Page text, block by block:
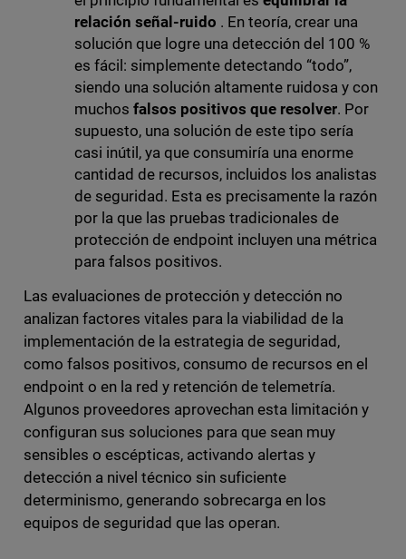
relación señal-ruido . En teoría, crear una
solución que logre una detección del 100 %
es fácil: simplemente detectando “todo”,
siendo una solución altamente ruidosa y con
muchos falsos positivos que resolver. Por
supuesto, una solución de este tipo sería
casi inútil, ya que consumiría una enorme
cantidad de recursos, incluidos los analistas
de seguridad. Esta es precisamente la razón
por la que las pruebas tradicionales de
protección de endpoint incluyen una métrica
para falsos positivos.
Las evaluaciones de protección y detección no
analizan factores vitales para la viabilidad de la
implementación de la estrategia de seguridad,
como falsos positivos, consumo de recursos en el
endpoint o en la red y retención de telemetría.
Algunos proveedores aprovechan esta limitación y
configuran sus soluciones para que sean muy
sensibles o escépticas, activando alertas y
detección a nivel técnico sin suficiente
determinismo, generando sobrecarga en los
equipos de seguridad que las operan.